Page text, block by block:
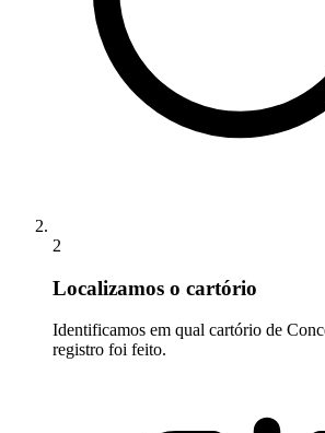
2
Localizamos o cartório
Identificamos em qual cartório de
registro foi feito.